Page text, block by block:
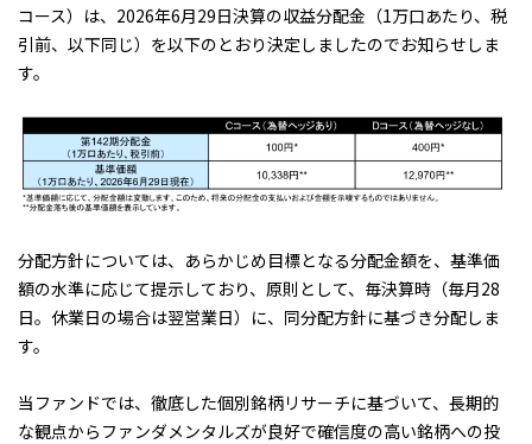
コース）は、2026年6月29日決算の収益分配金（1万口あたり、税
引前、以下同じ）を以下のとおり決定しましたのでお知らせしま
す。
分配方針については、あらかじめ目標となる分配金額を、基準価
額の水準に応じて提示しており、原則として、毎決算時（毎月28
日。休業日の場合は翌営業日）に、同分配方針に基づき分配しま
す。
当ファンドでは、徹底した個別銘柄リサーチに基づいて、長期的
な観点からファンダメンタルズが良好で確信度の高い銘柄への投